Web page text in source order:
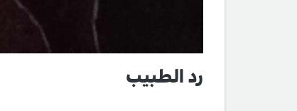
رد الطبيب